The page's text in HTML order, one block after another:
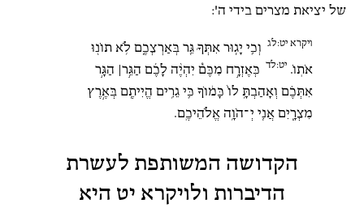
של יציאת מצרים בידי ה':
ויקרא יט:לג וְכִֽי יָג֧וּר אִתְּךָ֛ גֵּ֖ר בְּאַרְצְכֶ֑ם לֹ֥א תוֹנ֖וּ
אֹתֽוֹ. יט:לד כְּאֶזְרָ֣ח מִכֶּם֩ יִהְיֶ֨ה לָכֶ֜ם הַגֵּ֣ר׀ הַגָּ֣ר
אִתְּכֶ֗ם וְאָהַבְתָּ֥ לוֹ֙ כָּמ֔וֹךָ כִּֽי גֵרִ֥ים הֱיִיתֶ֖ם בְּאֶ֣רֶץ
מִצְרָ֑יִם אֲנִ֖י יְ־הֹוָ֥ה אֱלֹהֵיכֶֽם.
הקדושה המשותפת לעשרת
הדיברות ולויקרא יט היא